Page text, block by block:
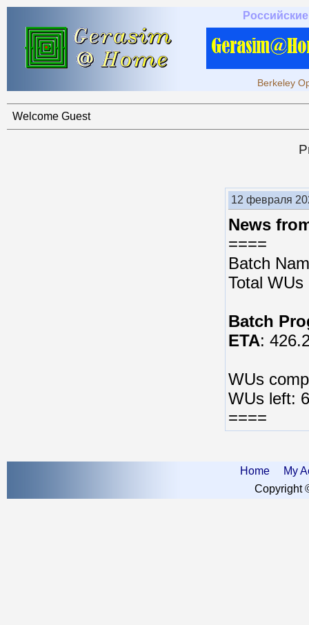
Berkeley
Welcome Guest
12 февраля
News
====
Batch
Total
Batch
ETA:
WUs
WUs left:
====
Home
My
Copyright